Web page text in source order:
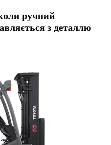
ручний
з деталлю